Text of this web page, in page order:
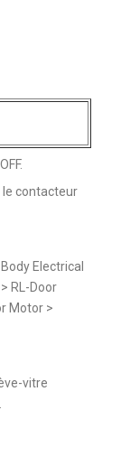
contacteur
Electrical
RL-Door
Motor >
vitre